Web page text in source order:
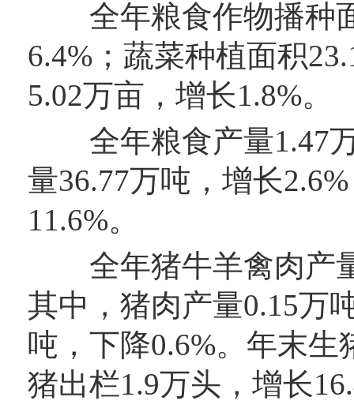
全年粮食作物播种面
6.4%；蔬菜种植面积
5.02万亩，增长1.8%。
全年粮食产量1.47万
量36.77万吨，增长
11.6%。
全年猪牛羊禽肉产量
其中，猪肉产量0.15万
吨，下降0.6%。年末生
猪出栏1.9万头，增长